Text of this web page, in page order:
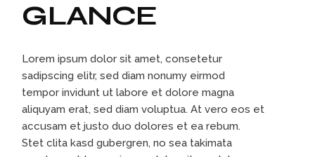
GLANCE
Lorem ipsum dolor sit amet, consetetur
sadipscing elitr, sed diam nonumy eirmod
tempor invidunt ut labore et dolore magna
aliquyam erat, sed diam voluptua. At vero eos et
accusam et justo duo dolores et ea rebum.
Stet clita kasd gubergren, no sea takimata